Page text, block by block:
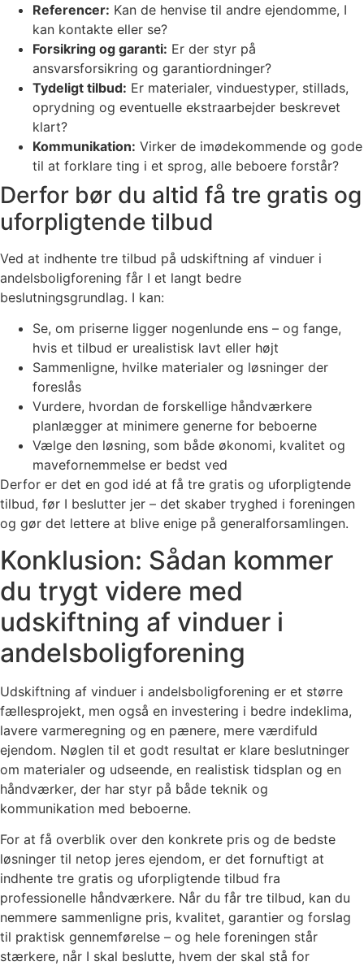
Referencer: Kan de henvise til andre ejendomme, I
kan kontakte eller se?
Forsikring og garanti: Er der styr på
ansvarsforsikring og garantiordninger?
Tydeligt tilbud: Er materialer, vinduestyper, stillads,
oprydning og eventuelle ekstraarbejder beskrevet
klart?
Kommunikation: Virker de imødekommende og gode
til at forklare ting i et sprog, alle beboere forstår?
Derfor bør du altid få tre gratis og
uforpligtende tilbud
Ved at indhente tre tilbud på udskiftning af vinduer i
andelsboligforening får I et langt bedre
beslutningsgrundlag. I kan:
Se, om priserne ligger nogenlunde ens – og fange,
hvis et tilbud er urealistisk lavt eller højt
Sammenligne, hvilke materialer og løsninger der
foreslås
Vurdere, hvordan de forskellige håndværkere
planlægger at minimere generne for beboerne
Vælge den løsning, som både økonomi, kvalitet og
mavefornemmelse er bedst ved
Derfor er det en god idé at få tre gratis og uforpligtende
tilbud, før I beslutter jer – det skaber tryghed i foreningen
og gør det lettere at blive enige på generalforsamlingen.
Konklusion: Sådan kommer
du trygt videre med
udskiftning af vinduer i
andelsboligforening
Udskiftning af vinduer i andelsboligforening er et større
fællesprojekt, men også en investering i bedre indeklima,
lavere varmeregning og en pænere, mere værdifuld
ejendom. Nøglen til et godt resultat er klare beslutninger
om materialer og udseende, en realistisk tidsplan og en
håndværker, der har styr på både teknik og
kommunikation med beboerne.
For at få overblik over den konkrete pris og de bedste
løsninger til netop jeres ejendom, er det fornuftigt at
indhente tre gratis og uforpligtende tilbud fra
professionelle håndværkere. Når du får tre tilbud, kan du
nemmere sammenligne pris, kvalitet, garantier og forslag
til praktisk gennemførelse – og hele foreningen står
stærkere, når I skal beslutte, hvem der skal stå for